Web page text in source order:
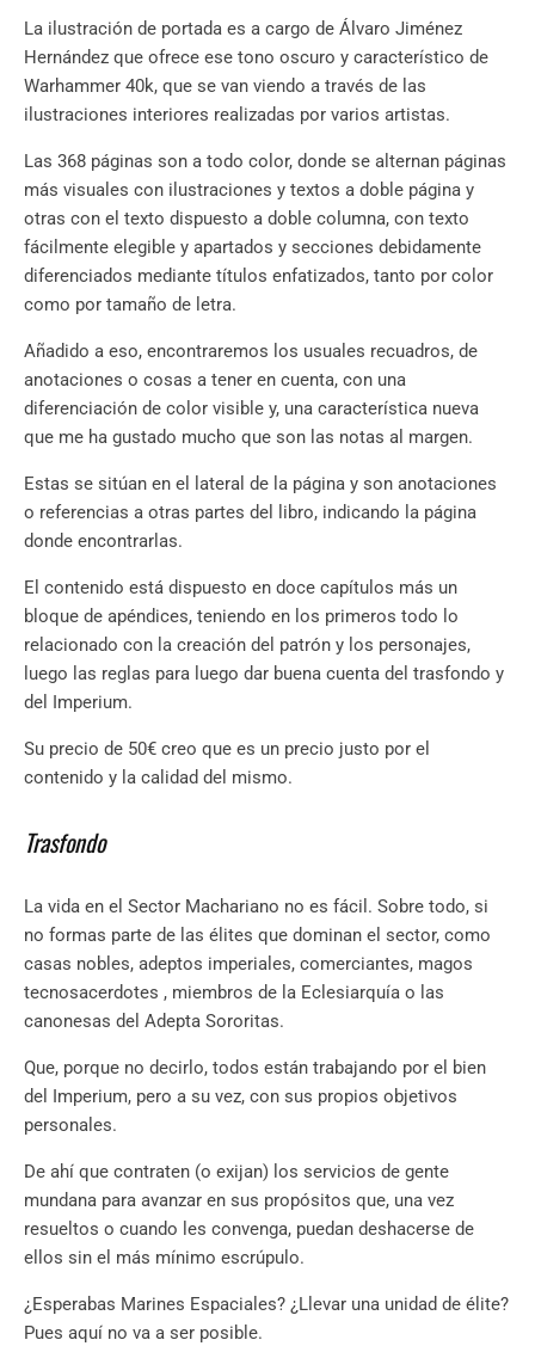
La ilustración de portada es a cargo de Álvaro Jiménez
Hernández que ofrece ese tono oscuro y característico de
Warhammer 40k, que se van viendo a través de las
ilustraciones interiores realizadas por varios artistas.
Las 368 páginas son a todo color, donde se alternan páginas
más visuales con ilustraciones y textos a doble página y
otras con el texto dispuesto a doble columna, con texto
fácilmente elegible y apartados y secciones debidamente
diferenciados mediante títulos enfatizados, tanto por color
como por tamaño de letra.
Añadido a eso, encontraremos los usuales recuadros, de
anotaciones o cosas a tener en cuenta, con una
diferenciación de color visible y, una característica nueva
que me ha gustado mucho que son las notas al margen.
Estas se sitúan en el lateral de la página y son anotaciones
o referencias a otras partes del libro, indicando la página
donde encontrarlas.
El contenido está dispuesto en doce capítulos más un
bloque de apéndices, teniendo en los primeros todo lo
relacionado con la creación del patrón y los personajes,
luego las reglas para luego dar buena cuenta del trasfondo y
del Imperium.
Su precio de 50€ creo que es un precio justo por el
contenido y la calidad del mismo.
Trasfondo
La vida en el Sector Machariano no es fácil. Sobre todo, si
no formas parte de las élites que dominan el sector, como
casas nobles, adeptos imperiales, comerciantes, magos
tecnosacerdotes , miembros de la Eclesiarquía o las
canonesas del Adepta Sororitas.
Que, porque no decirlo, todos están trabajando por el bien
del Imperium, pero a su vez, con sus propios objetivos
personales.
De ahí que contraten (o exijan) los servicios de gente
mundana para avanzar en sus propósitos que, una vez
resueltos o cuando les convenga, puedan deshacerse de
ellos sin el más mínimo escrúpulo.
¿Esperabas Marines Espaciales? ¿Llevar una unidad de élite?
Pues aquí no va a ser posible.